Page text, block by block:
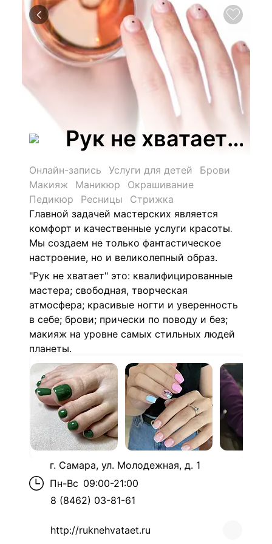
Рук не хватает,
Онлайн-запись Услуги для детей
Брови
Макияж
Маникюр
Окрашивание
Педикюр
Ресницы
Стрижка
Главной задачей мастерских является
комфорт и качественные услуги красоты.
Мы создаем не только фантастическое
настроение, но и великолепный образ.
"Рук не хватает" это: квалифицированные
мастера; свободная, творческая
атмосфера; красивые ногти и уверенность
в себе; брови; прически по поводу и без;
макияж на уровне самых стильных людей
планеты.
г. Самара, ул. Молодежная, д. 1
Пн-Вс 09:00-21:00
8 (8462) 03-81-61
http://ruknehvataet.ru